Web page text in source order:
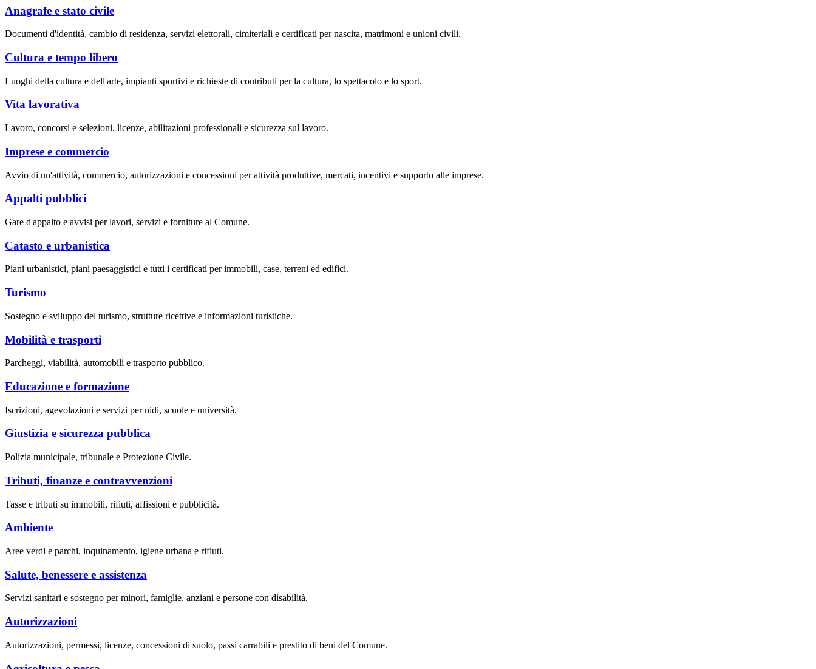
Anagrafe e stato civile
Documenti d'identità, cambio di residenza, servizi elettorali, cimiteriali e certificati per nascita, matrimoni e unioni civili.
Cultura e tempo libero
Luoghi della cultura e dell'arte, impianti sportivi e richieste di contributi per la cultura, lo spettacolo e lo sport.
Vita lavorativa
Lavoro, concorsi e selezioni, licenze, abilitazioni professionali e sicurezza sul lavoro.
Imprese e commercio
Avvio di un'attività, commercio, autorizzazioni e concessioni per attività produttive, mercati, incentivi e supporto alle imprese.
Appalti pubblici
Gare d'appalto e avvisi per lavori, servizi e forniture al Comune.
Catasto e urbanistica
Piani urbanistici, piani paesaggistici e tutti i certificati per immobili, case, terreni ed edifici.
Turismo
Sostegno e sviluppo del turismo, strutture ricettive e informazioni turistiche.
Mobilità e trasporti
Parcheggi, viabilità, automobili e trasporto pubblico.
Educazione e formazione
Iscrizioni, agevolazioni e servizi per nidi, scuole e università.
Giustizia e sicurezza pubblica
Polizia municipale, tribunale e Protezione Civile.
Tributi, finanze e contravvenzioni
Tasse e tributi su immobili, rifiuti, affissioni e pubblicità.
Ambiente
Aree verdi e parchi, inquinamento, igiene urbana e rifiuti.
Salute, benessere e assistenza
Servizi sanitari e sostegno per minori, famiglie, anziani e persone con disabilità.
Autorizzazioni
Autorizzazioni, permessi, licenze, concessioni di suolo, passi carrabili e prestito di beni del Comune.